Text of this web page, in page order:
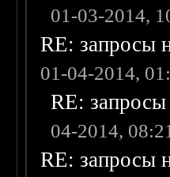
01-03-2014,
RE: запросы
01-04-2014,
RE:
04-2014,
RE: запросы